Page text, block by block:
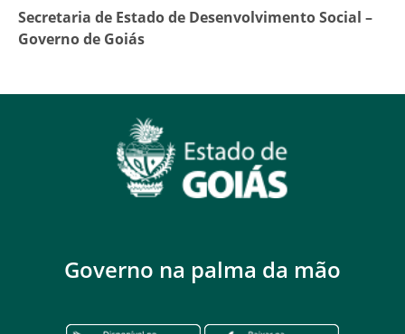
Secretaria de Estado de Desenvolvimento Social –
Governo de Goiás
Governo na palma da mão